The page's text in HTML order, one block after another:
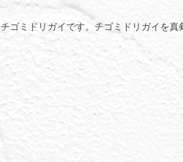
チゴミドリガイです。チゴミドリガイを真